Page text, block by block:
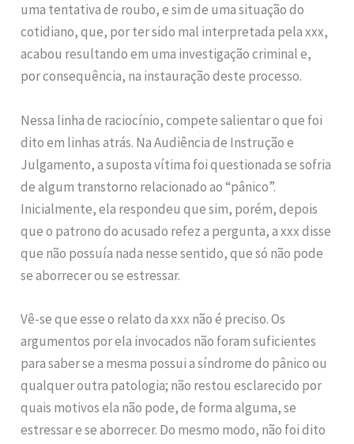
uma tentativa de roubo, e sim de uma situação do
cotidiano, que, por ter sido mal interpretada pela xxx,
acabou resultando em uma investigação criminal e,
por consequência, na instauração deste processo.
Nessa linha de raciocínio, compete salientar o que foi
dito em linhas atrás. Na Audiência de Instrução e
Julgamento, a suposta vítima foi questionada se sofria
de algum transtorno relacionado ao “pânico”.
Inicialmente, ela respondeu que sim, porém, depois
que o patrono do acusado refez a pergunta, a xxx disse
que não possuía nada nesse sentido, que só não pode
se aborrecer ou se estressar.
Vê-se que esse o relato da xxx não é preciso. Os
argumentos por ela invocados não foram suficientes
para saber se a mesma possui a síndrome do pânico ou
qualquer outra patologia; não restou esclarecido por
quais motivos ela não pode, de forma alguma, se
estressar e se aborrecer. Do mesmo modo, não foi dito